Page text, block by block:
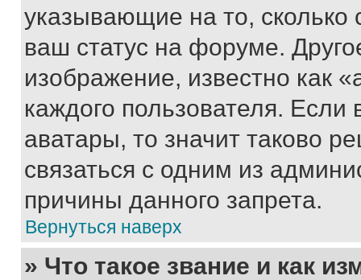
указывающие на то,
ваш статус на форуме.
изображение, известно как
каждого пользователя.
аватары, то значит таково
связаться с одним из
причины данного запрета.
Вернуться наверх
» Что такое звание и как